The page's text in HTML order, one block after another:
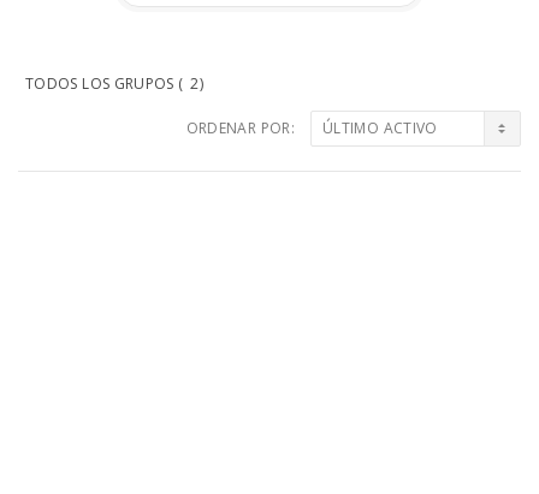
TODOS LOS GRUPOS ( 2)
ORDENAR POR: